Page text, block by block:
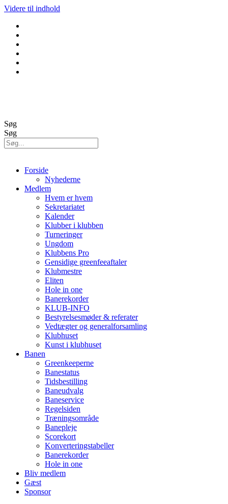
Videre til indhold
Søg
Søg
Forside
Nyhederne
Medlem
Hvem er hvem
Sekretariatet
Kalender
Klubber i klubben
Turneringer
Ungdom
Klubbens Pro
Gensidige greenfeeaftaler
Klubmestre
Eliten
Hole in one
Banerekorder
KLUB-INFO
Bestyrelsesmøder & referater
Vedtægter og generalforsamling
Klubhuset
Kunst i klubhuset
Banen
Greenkeeperne
Banestatus
Tidsbestilling
Baneudvalg
Baneservice
Regelsiden
Træningsområde
Banepleje
Scorekort
Konverteringstabeller
Banerekorder
Hole in one
Bliv medlem
Gæst
Sponsor